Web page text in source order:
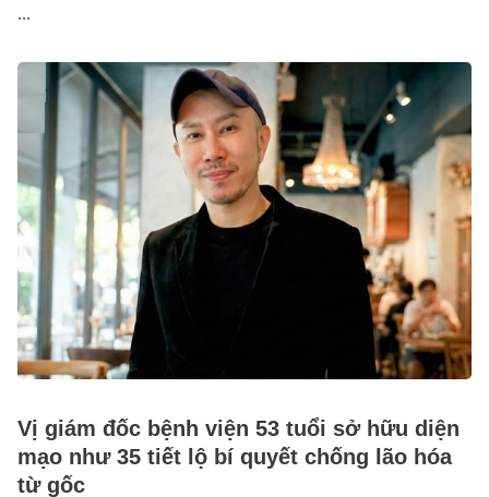
...
Vị giám đốc bệnh viện 53 tuổi sở hữu diện
mạo như 35 tiết lộ bí quyết chống lão hóa
từ gốc